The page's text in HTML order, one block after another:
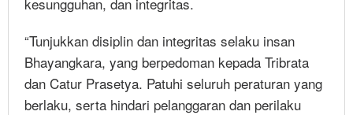
“Tunjukkan disiplin dan integritas selaku insan
Bhayangkara, yang berpedoman kepada Tribrata
dan Catur Prasetya. Patuhi seluruh peraturan yang
berlaku, serta hindari pelanggaran dan perilaku